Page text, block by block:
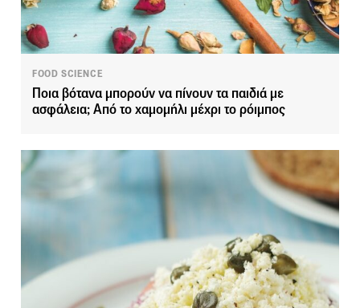
FOOD SCIENCE
Ποια βότανα μπορούν να πίνουν τα παιδιά με
ασφάλεια; Από το χαμομήλι μέχρι το ρόιμπος